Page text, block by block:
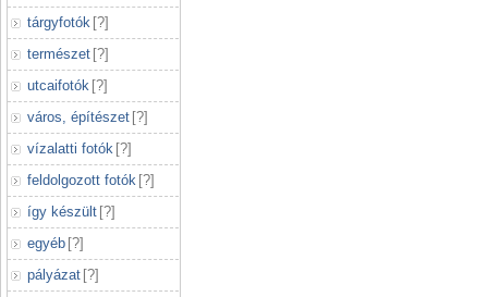
tárgyfotók [?]
természet [?]
utcaifotók [?]
város, építészet [?]
vízalatti fotók [?]
feldolgozott fotók [?]
így készült [?]
egyéb [?]
pályázat [?]